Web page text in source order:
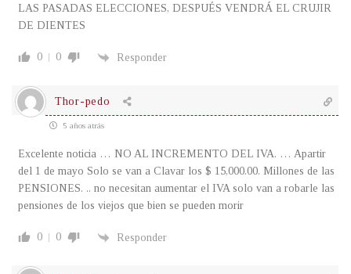
LAS PASADAS ELECCIONES, DESPUÉS VENDRÁ EL CRUJIR
DE DIENTES
0 0 Responder
Thor-pedo
5 años atrás
Excelente noticia … NO AL INCREMENTO DEL IVA. … Apartir
del 1 de mayo Solo se van a Clavar los $ 15,000.00. Millones de las
PENSIONES. .. no necesitan aumentar el IVA solo van a robarle las
pensiones de los viejos que bien se pueden morir
0 0 Responder